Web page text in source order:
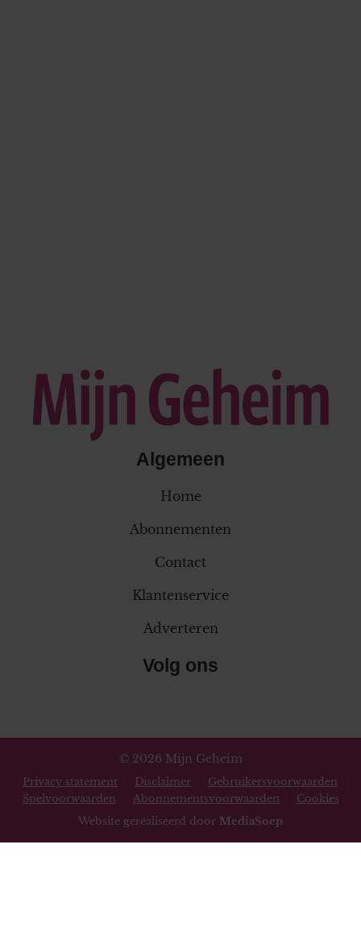
Algemeen
Home
Abonnementen
Contact
Klantenservice
Adverteren
Volg ons
© 2026 Mijn Geheim
Privacy statement Disclaimer
Gebruikersvoorwaarden
Spelvoorwaarden
Abonnementsvoorwaarden
Cookies
Website gerealiseerd door MediaSoep